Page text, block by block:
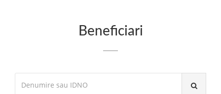
Beneficiari